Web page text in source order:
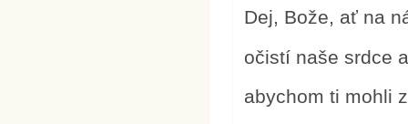
Dej, Bože, ať na
očistí naše srdce
abychom ti mohli